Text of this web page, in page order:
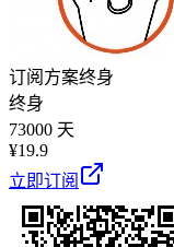
订阅方案终身
终身
73000 天
¥19.9
立即订阅